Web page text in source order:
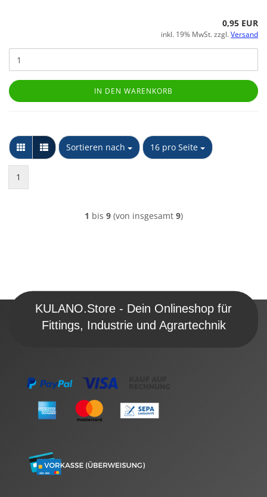
0,95 EUR
inkl. 19% MwSt. zzgl.Versand
IN DEN WARENKORB
Sortieren nach
Sortieren nach 16 pro Seite
pro Seite
1
1 bis 9(von insgesamt 9)
KULANO.Store - Dein Onlineshop für
Fittings, Industrie und Agrartechnik